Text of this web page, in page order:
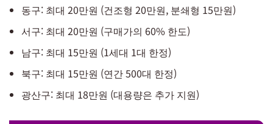
동구: 최대 20만원 (건조형 20만원, 분쇄형 15만원)
서구: 최대 20만원 (구매가의 60% 한도)
남구: 최대 15만원 (1세대 1대 한정)
북구: 최대 15만원 (연간 500대 한정)
광산구: 최대 18만원 (대용량은 추가 지원)